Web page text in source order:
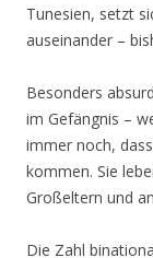
Tunesien, setzt
auseinander –
Besonders
im Gefängnis –
immer noch,
kommen. Sie
Großeltern und
Die Zahl